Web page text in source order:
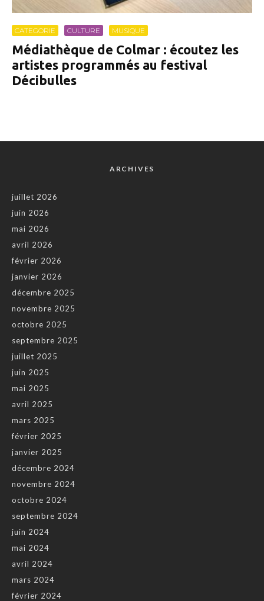
CATEGORIE CULTURE MUSIQUE
Médiathèque de Colmar : écoutez les
artistes programmés au festival
Décibulles
ARCHIVES
juillet 2026
juin 2026
mai 2026
avril 2026
février 2026
janvier 2026
décembre 2025
novembre 2025
octobre 2025
septembre 2025
juillet 2025
juin 2025
mai 2025
avril 2025
mars 2025
février 2025
janvier 2025
décembre 2024
novembre 2024
octobre 2024
septembre 2024
juin 2024
mai 2024
avril 2024
mars 2024
février 2024